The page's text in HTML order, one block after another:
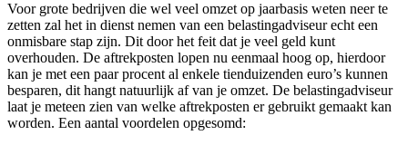
Voor grote bedrijven die wel veel omzet op jaarbasis weten neer te
zetten zal het in dienst nemen van een belastingadviseur echt een
onmisbare stap zijn. Dit door het feit dat je veel geld kunt
overhouden. De aftrekposten lopen nu eenmaal hoog op, hierdoor
kan je met een paar procent al enkele tienduizenden euro’s kunnen
besparen, dit hangt natuurlijk af van je omzet. De belastingadviseur
laat je meteen zien van welke aftrekposten er gebruikt gemaakt kan
worden. Een aantal voordelen opgesomd: